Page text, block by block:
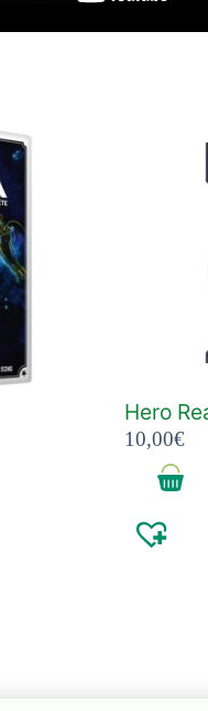
Hero
10,00€